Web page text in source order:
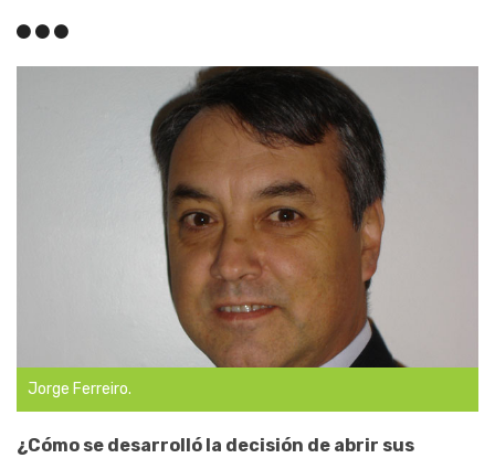
Jorge Ferreiro.
¿Cómo se desarrolló la decisión de abrir sus